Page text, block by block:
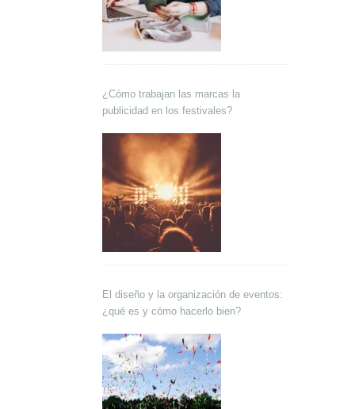
¿Cómo trabajan las marcas la
publicidad en los festivales?
El diseño y la organización de eventos:
¿qué es y cómo hacerlo bien?